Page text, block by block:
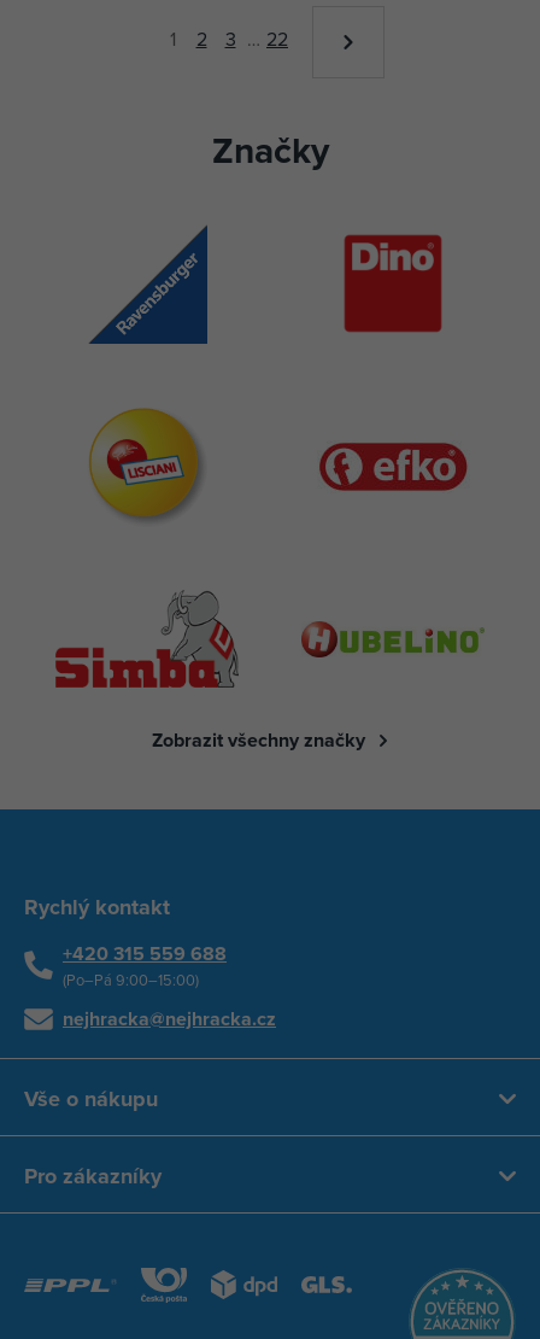
1 2 3 … 22
Značky
Zobrazit všechny značky
Rychlý kontakt
+420 315 559 688
(Po–Pá 9:00–15:00)
nejhracka@nejhracka.cz
Vše o nákupu
Pro zákazníky